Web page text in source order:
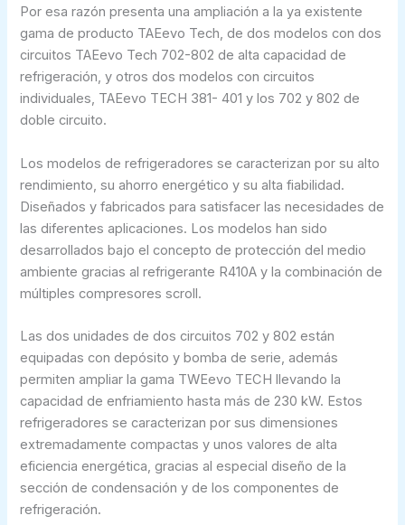
Por esa razón presenta una ampliación a la ya existente
gama de producto TAEevo Tech, de dos modelos con dos
circuitos TAEevo Tech 702-802 de alta capacidad de
refrigeración, y otros dos modelos con circuitos
individuales, TAEevo TECH 381- 401 y los 702 y 802 de
doble circuito.
Los modelos de refrigeradores se caracterizan por su alto
rendimiento, su ahorro energético y su alta fiabilidad.
Diseñados y fabricados para satisfacer las necesidades de
las diferentes aplicaciones. Los modelos han sido
desarrollados bajo el concepto de protección del medio
ambiente gracias al refrigerante R410A y la combinación de
múltiples compresores scroll.
Las dos unidades de dos circuitos 702 y 802 están
equipadas con depósito y bomba de serie, además
permiten ampliar la gama TWEevo TECH llevando la
capacidad de enfriamiento hasta más de 230 kW. Estos
refrigeradores se caracterizan por sus dimensiones
extremadamente compactas y unos valores de alta
eficiencia energética, gracias al especial diseño de la
sección de condensación y de los componentes de
refrigeración.